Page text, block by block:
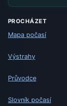
PROCHÁZET
Mapa počasí
Výstrahy
Průvodce
Slovník počasí